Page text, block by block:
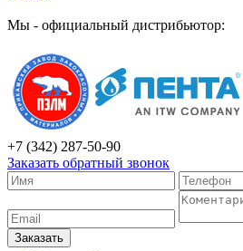
Мы - официальный дистрибьютор:
+7 (342) 287-50-90
Заказать обратный звонок
Заказать